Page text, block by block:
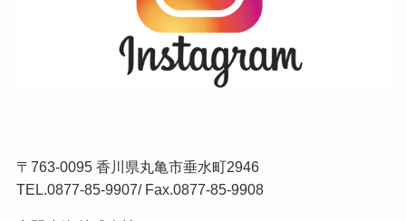
〒763-0095 香川県丸亀市垂水町2946
TEL.0877-85-9907/ Fax.0877-85-9908